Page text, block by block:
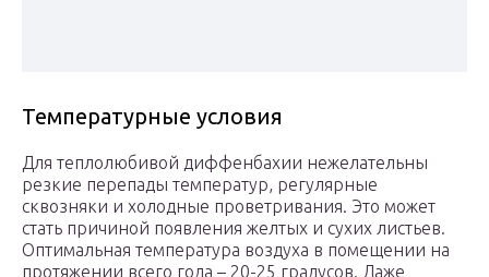
Температурные условия
Для теплолюбивой диффенбахии нежелательны
резкие перепады температур, регулярные
сквозняки и холодные проветривания. Это может
стать причиной появления желтых и сухих листьев.
Оптимальная температура воздуха в помещении на
протяжении всего года – 20-25 градусов. Даже